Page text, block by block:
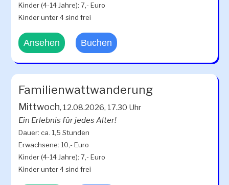
Kinder (4-14 Jahre): 7,- Euro
Kinder unter 4 sind frei
Ansehen Buchen
Familienwattwanderung
Mittwoch, 12.08.2026, 17.30 Uhr
Ein Erlebnis für jedes Alter!
Dauer: ca. 1,5 Stunden
Erwachsene: 10,- Euro
Kinder (4-14 Jahre): 7,- Euro
Kinder unter 4 sind frei